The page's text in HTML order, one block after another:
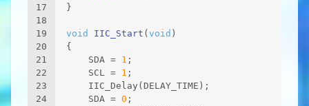
17
18
19
20
21
22
23
24
}
void IIC_Start ( void )
{
    SDA =
1 ;
    SCL =
1 ;
    IIC_Delay(DELAY_TIME);
    SDA =
0 ;